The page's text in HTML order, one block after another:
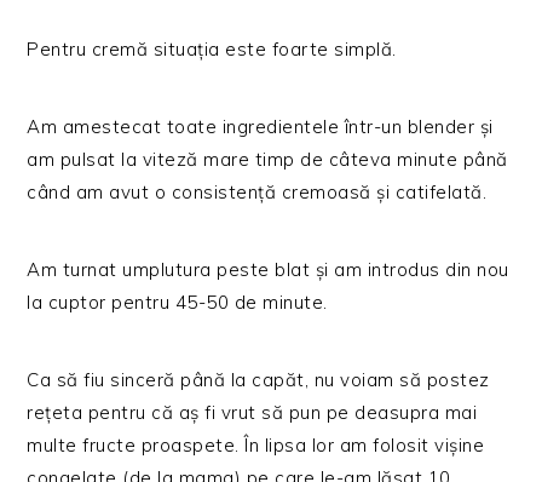
Pentru cremă situația este foarte simplă.
Am amestecat toate ingredientele într-un blender și
am pulsat la viteză mare timp de câteva minute până
când am avut o consistență cremoasă și catifelată.
Am turnat umplutura peste blat și am introdus din nou
la cuptor pentru 45-50 de minute.
Ca să fiu sinceră până la capăt, nu voiam să postez
rețeta pentru că aș fi vrut să pun pe deasupra mai
multe fructe proaspete. În lipsa lor am folosit vișine